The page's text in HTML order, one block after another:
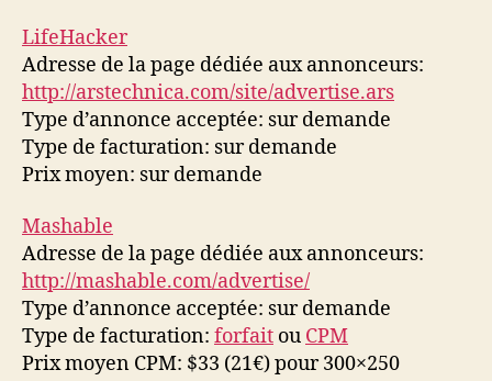
LifeHacker
Adresse de la page dédiée aux annonceurs:
http://arstechnica.com/site/advertise.ars
Type d’annonce acceptée: sur demande
Type de facturation: sur demande
Prix moyen: sur demande
Mashable
Adresse de la page dédiée aux annonceurs:
http://mashable.com/advertise/
Type d’annonce acceptée: sur demande
Type de facturation: forfait ou CPM
Prix moyen CPM: $33 (21€) pour 300×250